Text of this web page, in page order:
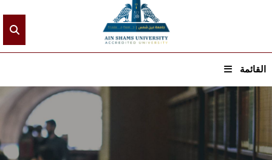
القائمة
الرئيسيـة
عن الجامعة